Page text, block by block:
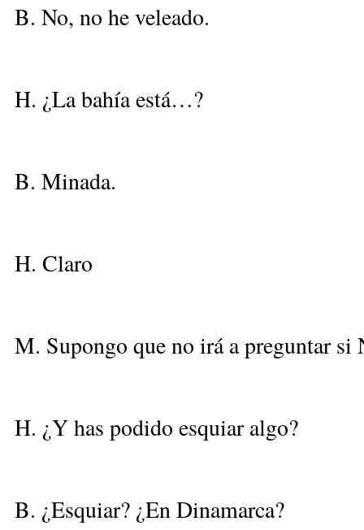
B. No, no he veleado.
H. ¿La bahía está…?
B. Minada.
H. Claro
M. Supongo que no irá a preguntar si
H. ¿Y has podido esquiar algo?
B. ¿Esquiar? ¿En Dinamarca?